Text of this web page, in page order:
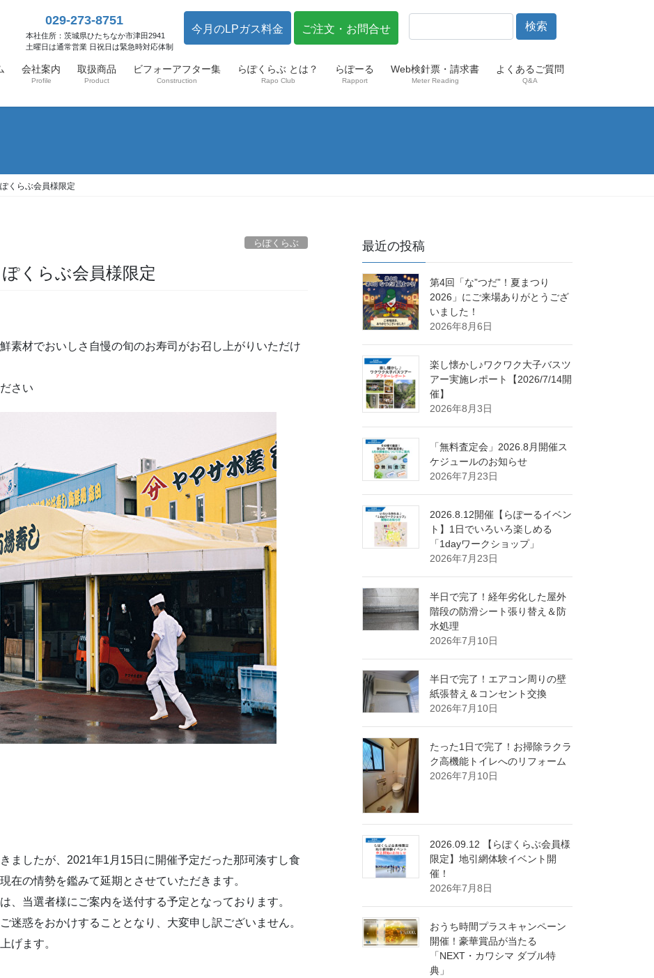
029-273-8751
本社住所：茨城県ひたちなか市津田2941
土曜日は通常営業 日祝日は緊急時対応体制
今月のLPガス料金 ご注文・お問合せ
会社案内
Profile
取扱商品
Product
ビフォーアフター集
Construction
らぽくらぶ とは？
Rapo Club
らぽーる
Rapport
Web検針票・請求書
Meter Reading
よくあるご質問
Q&A
くらぶ会員様限定
らぽくらぶ
ぽくらぶ会員様限定
素材でおいしさ自慢の旬のお寿司がお召し上がりいただけ
さい
ましたが、2021年1月15日に開催予定だった那珂湊すし食
在の情勢を鑑みて延期とさせていただきます。
、当選者様にご案内を送付する予定となっております。
迷惑をおかけすることとなり、大変申し訳ございません。
げます。
最近の投稿
第4回「な”つだ”！夏まつり
2026」にご来場ありがとうござ
いました！
2026年8月6日
楽し懐かし♪ワクワク大子バスツ
アー実施レポート【2026/7/14開
催】
2026年8月3日
「無料査定会」2026.8月開催ス
ケジュールのお知らせ
2026年7月23日
2026.8.12開催【らぽーるイベン
ト】1日でいろいろ楽しめる
「1dayワークショップ」
2026年7月23日
半日で完了！経年劣化した屋外
階段の防滑シート張り替え＆防
水処理
2026年7月10日
半日で完了！エアコン周りの壁
紙張替え＆コンセント交換
2026年7月10日
たった1日で完了！お掃除ラクラ
ク高機能トイレへのリフォーム
2026年7月10日
2026.09.12 【らぽくらぶ会員様
限定】地引網体験イベント開
催！
2026年7月8日
おうち時間プラスキャンペーン
開催！豪華賞品が当たる
「NEXT・カワシマ ダブル特
典」